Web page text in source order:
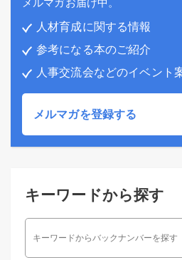
メルマガお届け中。
人材育成に関する情報
参考になる本のご紹介
人事交流会などのイベント
メルマガを登録する
キーワードから探す